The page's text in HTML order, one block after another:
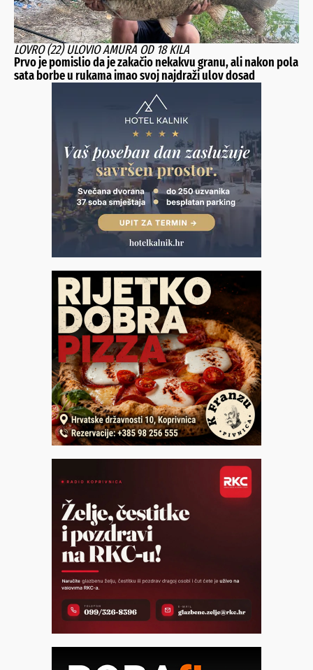
LOVRO (22) ULOVIO AMURA OD 18 KILA
Prvo je pomislio da je zakačio nekakvu granu, ali nakon pola
sata borbe u rukama imao svoj najdraži ulov dosad